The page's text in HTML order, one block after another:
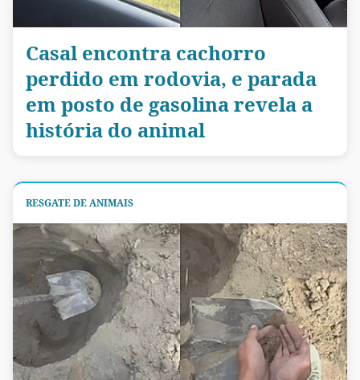
Casal encontra cachorro
perdido em rodovia, e parada
em posto de gasolina revela a
história do animal
RESGATE DE ANIMAIS